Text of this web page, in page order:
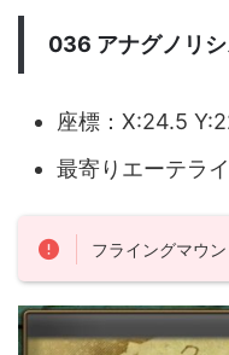
036 アナグノリ
座標：X:24.5
最寄りエーテラ
フライングマウン